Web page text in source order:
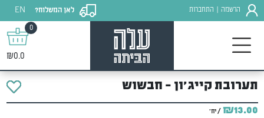
הרשמה התחברות לאן המשלוח?
EN
0
₪0.0
תערובת קייג'ון - חבשוש
₪13.00 / יח'